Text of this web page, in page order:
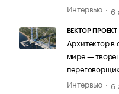
Интервью
6
ВЕКТОР ПРОЕКТ
Архитектор
мире —
переговорщик
Интервью
6